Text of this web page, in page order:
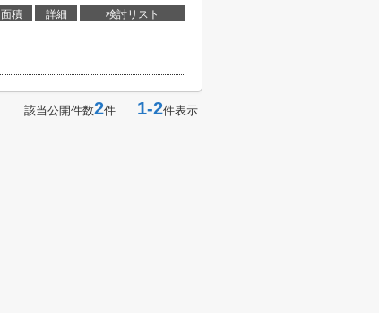
面積 詳細 検討リスト
該当公開件数2件 1-2件表示